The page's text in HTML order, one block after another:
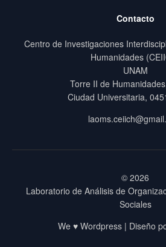
Contacto
Centro de Investigaciones
Humanidades
UNAM
Torre II de
Ciudad Universitaria,
© 2026
Laboratorio de Análisis de
Sociales
We ♥ Wordpress | Diseño